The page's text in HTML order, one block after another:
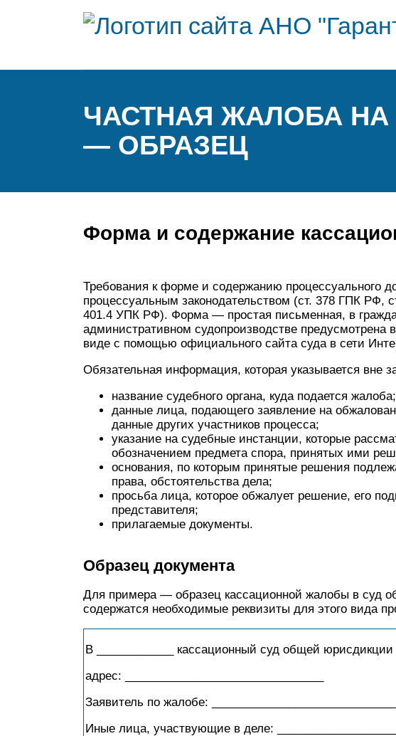
ЧАСТНАЯ ЖАЛОБА НА
— ОБРАЗЕЦ
Форма и содержание
Требования к форме и содержанию процессуального
процессуальным законодательством (ст. 378 ГПК РФ,
401.4 УПК РФ). Форма — простая письменная, в
административном судопроизводстве предусмотрена
виде с помощью официального сайта суда в сети
Обязательная информация, которая указывается вне
название судебного органа, куда подается жалоба;
данные лица, подающего заявление на
данные других участников процесса;
указание на судебные инстанции, которые
обозначением предмета спора, принятых ими
основания, по которым принятые решения
права, обстоятельства дела;
просьба лица, которое обжалует решение, его
представителя;
прилагаемые документы.
Образец документа
Для примера — образец кассационной жалобы в суд
содержатся необходимые реквизиты для этого вида
В ____________ кассационный суд общей юрисдикции
адрес: _______________________________
Заявитель по жалобе: _____________________________
Иные лица, участвующие в деле: ___________________